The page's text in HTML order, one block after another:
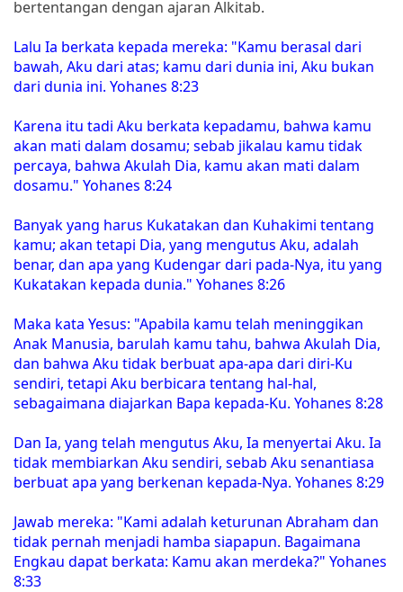
bertentangan dengan ajaran Alkitab.
Lalu Ia berkata kepada mereka: "Kamu berasal dari
bawah, Aku dari atas; kamu dari dunia ini, Aku bukan
dari dunia ini. Yohanes 8:23
Karena itu tadi Aku berkata kepadamu, bahwa kamu
akan mati dalam dosamu; sebab jikalau kamu tidak
percaya, bahwa Akulah Dia, kamu akan mati dalam
dosamu." Yohanes 8:24
Banyak yang harus Kukatakan dan Kuhakimi tentang
kamu; akan tetapi Dia, yang mengutus Aku, adalah
benar, dan apa yang Kudengar dari pada-Nya, itu yang
Kukatakan kepada dunia." Yohanes 8:26
Maka kata Yesus: "Apabila kamu telah meninggikan
Anak Manusia, barulah kamu tahu, bahwa Akulah Dia,
dan bahwa Aku tidak berbuat apa-apa dari diri-Ku
sendiri, tetapi Aku berbicara tentang hal-hal,
sebagaimana diajarkan Bapa kepada-Ku. Yohanes 8:28
Dan Ia, yang telah mengutus Aku, Ia menyertai Aku. Ia
tidak membiarkan Aku sendiri, sebab Aku senantiasa
berbuat apa yang berkenan kepada-Nya. Yohanes 8:29
Jawab mereka: "Kami adalah keturunan Abraham dan
tidak pernah menjadi hamba siapapun. Bagaimana
Engkau dapat berkata: Kamu akan merdeka?" Yohanes
8:33